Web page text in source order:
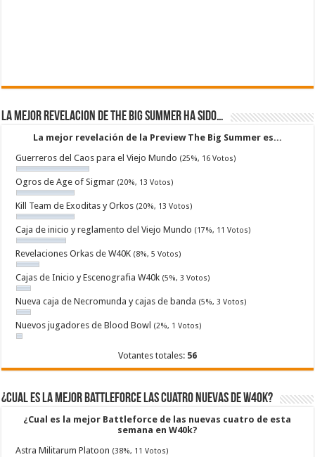
La mejor revelacion de The Big Summer ha sido…
La mejor revelación de la Preview The Big Summer es...
Guerreros del Caos para el Viejo Mundo (25%, 16 Votos)
Ogros de Age of Sigmar (20%, 13 Votos)
Kill Team de Exoditas y Orkos (20%, 13 Votos)
Caja de inicio y reglamento del Viejo Mundo (17%, 11 Votos)
Revelaciones Orkas de W40K (8%, 5 Votos)
Cajas de Inicio y Escenografia W40k (5%, 3 Votos)
Nueva caja de Necromunda y cajas de banda (5%, 3 Votos)
Nuevos jugadores de Blood Bowl (2%, 1 Votos)
Votantes totales: 56
¿Cual es la mejor Battleforce las cuatro nuevas de W40k?
¿Cual es la mejor Battleforce de las nuevas cuatro de esta
semana en W40k?
Astra Militarum Platoon (38%, 11 Votos)